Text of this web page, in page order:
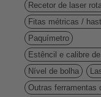
Recetor de laser
Fitas métricas /
Paquímetro
Estêncil e calibre
Nível de bolha
Outras ferramentas